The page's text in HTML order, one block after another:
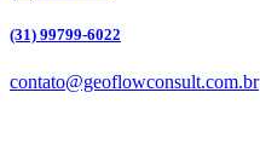
(31) 99799-6022
contato@geoflowconsult.com.br